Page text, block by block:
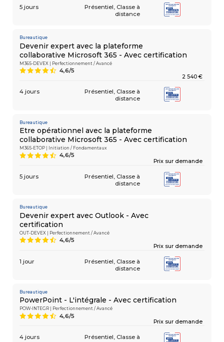
et relations
sociales
5 jours Présentiel Classe à
distance
Bureautique
Devenir expert avec la plateforme
collaborative Microsoft 365 - Avec certification
M365-DEVEX | Perfectionnement / Avancé
2 540 €
9 4,6/5
4 jours Présentiel Classe à
distance
Bureautique
Etre opérationnel avec la plateforme
collaborative Microsoft 365 - Avec certification
M365-ETOP | Initiation / Fondamentaux
Prix sur demande
9 4,6/5
5 jours Présentiel Classe à
distance
Bureautique
Devenir expert avec Outlook - Avec
certification
OUT-DEVEX | Perfectionnement / Avancé
Prix sur demande
9 4,6/5
1 jour Présentiel Classe à
distance
Bureautique
PowerPoint - L'intégrale - Avec certification
POW-INTEGR | Perfectionnement / Avancé
Prix sur demande
9 4,6/5
4 jours Présentiel Classe à